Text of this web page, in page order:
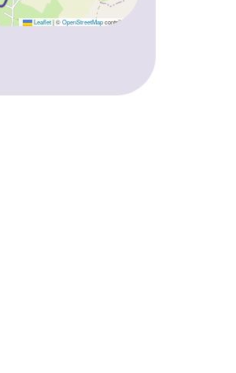
Leaflet|©OpenStreetMapcontributors